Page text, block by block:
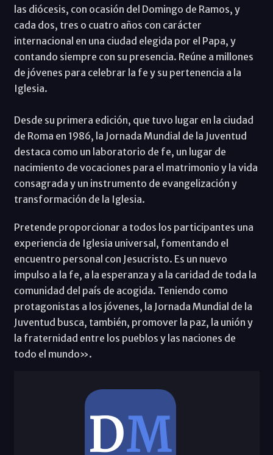
las diócesis, con ocasión del Domingo de Ramos, y
cada dos, tres o cuatro años con carácter
internacional en una ciudad elegida por el Papa, y
contando siempre con su presencia. Reúne a millones
de jóvenes para celebrar la fe y su pertenencia a la
Iglesia.
Desde su primera edición, que tuvo lugar en la ciudad
de Roma en 1986, la Jornada Mundial de la Juventud
destaca como un laboratorio de fe, un lugar de
nacimiento de vocaciones para el matrimonio y la vida
consagrada y un instrumento de evangelización y
transformación de la Iglesia.
Pretende proporcionar a todos los participantes una
experiencia de Iglesia universal, fomentando el
encuentro personal con Jesucristo. Es un nuevo
impulso a la fe, a la esperanza y a la caridad de toda la
comunidad del país de acogida. Teniendo como
protagonistas a los jóvenes, la Jornada Mundial de la
Juventud busca, también, promover la paz, la unión y
la fraternidad entre los pueblos y las naciones de
todo el mundo».